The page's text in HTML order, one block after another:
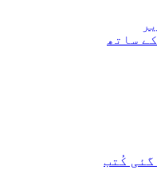
ساتھ
گئی کُتب